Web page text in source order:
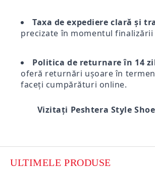
Taxa de expediere clară și
precizate în momentul finalizării
Politica de returnare în 14
oferă returnări ușoare în
faceți cumpărături online.
Vizitați Peshtera Style
ULTIMELE PRODUSE